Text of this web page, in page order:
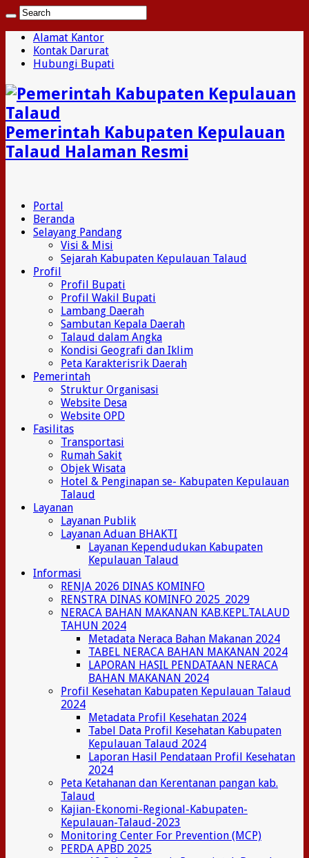
Alamat Kantor
Kontak Darurat
Hubungi Bupati
Pemerintah Kabupaten Kepulauan
Talaud Halaman Resmi
Portal
Beranda
Selayang Pandang
Visi & Misi
Sejarah Kabupaten Kepulauan Talaud
Profil
Profil Bupati
Profil Wakil Bupati
Lambang Daerah
Sambutan Kepala Daerah
Talaud dalam Angka
Kondisi Geografi dan Iklim
Peta Karakterisrik Daerah
Pemerintah
Struktur Organisasi
Website Desa
Website OPD
Fasilitas
Transportasi
Rumah Sakit
Objek Wisata
Hotel & Penginapan se- Kabupaten Kepulauan
Talaud
Layanan
Layanan Publik
Layanan Aduan BHAKTI
Layanan Kependudukan Kabupaten
Kepulauan Talaud
Informasi
RENJA 2026 DINAS KOMINFO
RENSTRA DINAS KOMINFO 2025_2029
NERACA BAHAN MAKANAN KAB.KEPL.TALAUD
TAHUN 2024
Metadata Neraca Bahan Makanan 2024
TABEL NERACA BAHAN MAKANAN 2024
LAPORAN HASIL PENDATAAN NERACA
BAHAN MAKANAN 2024
Profil Kesehatan Kabupaten Kepulauan Talaud
2024
Metadata Profil Kesehatan 2024
Tabel Data Profil Kesehatan Kabupaten
Kepulauan Talaud 2024
Laporan Hasil Pendataan Profil Kesehatan
2024
Peta Ketahanan dan Kerentanan pangan kab.
Talaud
Kajian-Ekonomi-Regional-Kabupaten-
Kepulauan-Talaud-2023
Monitoring Center For Prevention (MCP)
PERDA APBD 2025